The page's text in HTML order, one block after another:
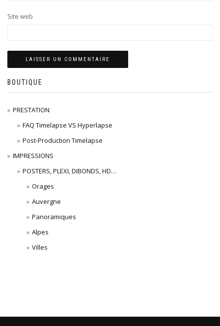
Site web
BOUTIQUE
PRESTATION
FAQ Timelapse VS Hyperlapse
Post-Production Timelapse
IMPRESSIONS
POSTERS, PLEXI, DIBONDS, HD…
Orages
Auvergne
Panoramiques
Alpes
Villes